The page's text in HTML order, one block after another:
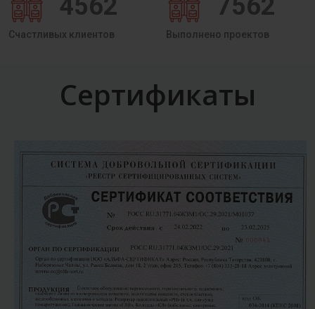
4562
Счастливых клиентов
7562
Выполнено проектов
Сертификаты